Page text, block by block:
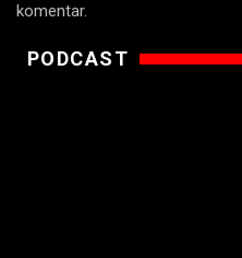
komentar.
PODCAST